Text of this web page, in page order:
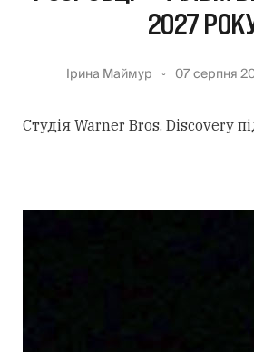
2027
Ірина Маймур 07 серпня
Студія Warner Bros. Discovery